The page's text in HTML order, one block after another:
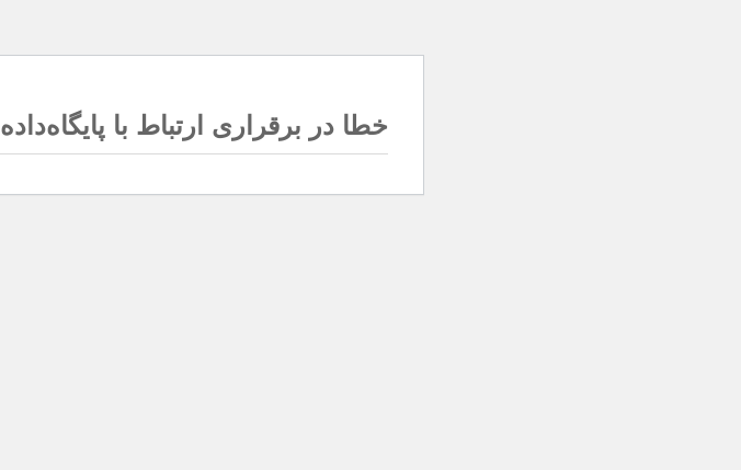
خطا در برقراری ارتباط با پایگاه‌داده